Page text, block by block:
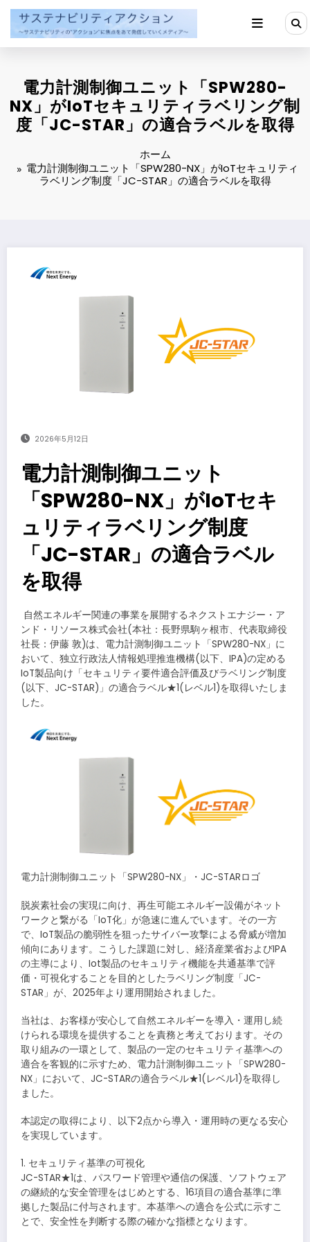
ン
電力計測制御ユニット「SPW280-
NX」がIoTセキュリティラベリング制
度「JC-STAR」の適合ラベルを取得
ホーム
電力計測制御ユニット「SPW280-NX」がIoTセキュリティ
ラベリング制度「JC-STAR」の適合ラベルを取得
2026年5月12日
電力計測制御ユニット
「SPW280-NX」がIoTセキ
ュリティラベリング制度
「JC-STAR」の適合ラベル
を取得
​自然エネルギー関連の事業を展開するネクストエナジー・ア
ンド・リソース株式会社(本社：長野県駒ヶ根市、代表取締役
社長：伊藤 敦)は、電力計測制御ユニット「SPW280-NX」に
おいて、独立行政法人情報処理推進機構(以下、IPA)の定める
IoT製品向け「セキュリティ要件適合評価及びラベリング制度
(以下、JC-STAR)」の適合ラベル★1(レベル1)を取得いたしま
した。
電力計測制御ユニット「SPW280-NX」・JC-STARロゴ
脱炭素社会の実現に向け、再生可能エネルギー設備がネット
ワークと繋がる「IoT化」が急速に進んでいます。その一方
で、IoT製品の脆弱性を狙ったサイバー攻撃による脅威が増加
傾向にあります。こうした課題に対し、経済産業省およびIPA
の主導により、Iot製品のセキュリティ機能を共通基準で評
価・可視化することを目的としたラベリング制度「JC-
STAR」が、2025年より運用開始されました。
当社は、お客様が安心して自然エネルギーを導入・運用し続
けられる環境を提供することを責務と考えております。その
取り組みの一環として、製品の一定のセキュリティ基準への
適合を客観的に示すため、電力計測制御ユニット「SPW280-
NX」において、JC-STARの適合ラベル★1(レベル1)を取得し
ました。
本認定の取得により、以下2点から導入・運用時の更なる安心
を実現しています。
1. セキュリティ基準の可視化
JC-STAR★1は、パスワード管理や通信の保護、ソフトウェア
の継続的な安全管理をはじめとする、16項目の適合基準に準
拠した製品に付与されます。本基準への適合を公式に示すこ
とで、安全性を判断する際の確かな指標となります。